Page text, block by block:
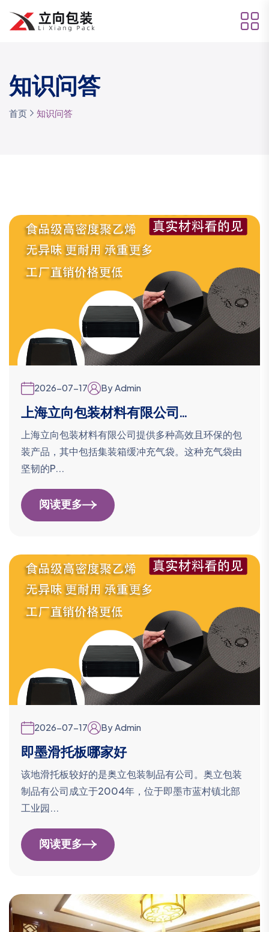
知识问答
首页 知识问答
2026-07-17 By Admin
上海立向包装材料有限公司...
上海立向包装材料有限公司提供多种高效且环保的包
装产品，其中包括集装箱缓冲充气袋。这种充气袋由
坚韧的P...
阅读更多
2026-07-17 By Admin
即墨滑托板哪家好
该地滑托板较好的是奥立包装制品有公司。奥立包装
制品有公司成立于2004年，位于即墨市蓝村镇北部
工业园...
阅读更多